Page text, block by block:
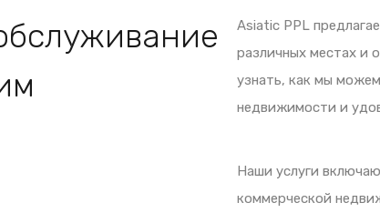
Asiatic PPL
различных местах и
узнать, как мы
недвижимости и
Наши услуги
коммерческой